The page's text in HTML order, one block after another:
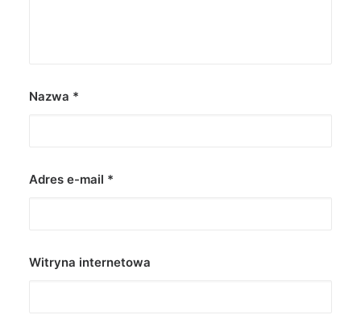
Nazwa *
Adres e-mail *
Witryna internetowa